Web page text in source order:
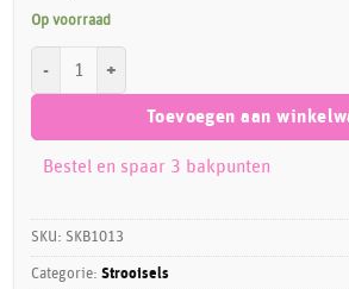
Op voorraad
Toevoegen aan
Bestel en spaar 3 bakpunten
SKU: SKB1013
Categorie:Strooisels